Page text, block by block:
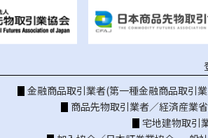
金融商品取引業者(第一種金融商品取引
商品先物取引業者／経済産業
宅地建物取引